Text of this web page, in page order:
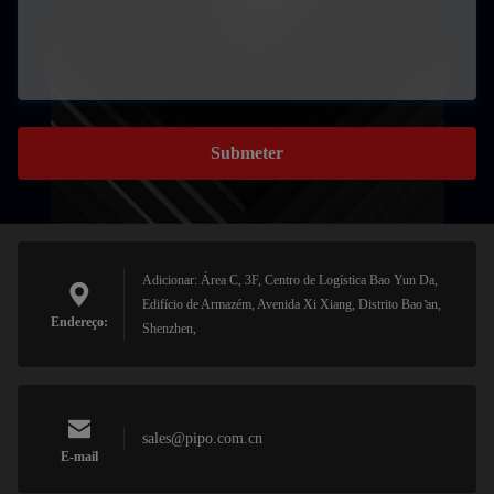
Submeter
Endereço:
Adicionar: Área C, 3F, Centro de Logística Bao Yun Da,
Edifício de Armazém, Avenida Xi Xiang, Distrito Bao ̊an,
Shenzhen,
E-mail
sales@pipo.com.cn